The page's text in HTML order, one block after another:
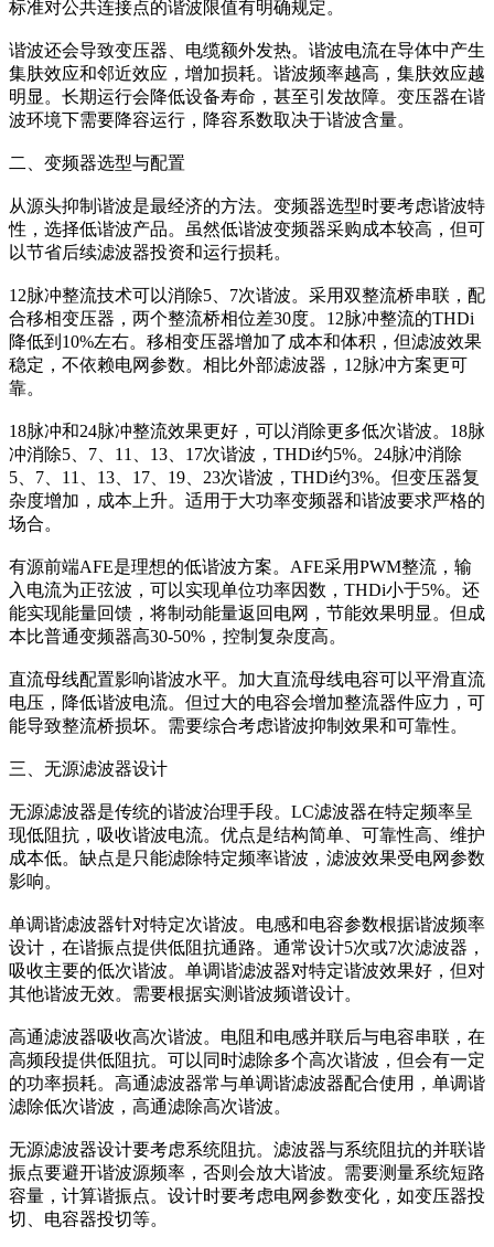
标准对公共连接点的谐波限值有明确规定。
谐波还会导致变压器、电缆额外发热。谐波电流在导体中产生
集肤效应和邻近效应，增加损耗。谐波频率越高，集肤效应越
明显。长期运行会降低设备寿命，甚至引发故障。变压器在谐
波环境下需要降容运行，降容系数取决于谐波含量。
二、变频器选型与配置
从源头抑制谐波是最经济的方法。变频器选型时要考虑谐波特
性，选择低谐波产品。虽然低谐波变频器采购成本较高，但可
以节省后续滤波器投资和运行损耗。
12脉冲整流技术可以消除5、7次谐波。采用双整流桥串联，配
合移相变压器，两个整流桥相位差30度。12脉冲整流的THDi
降低到10%左右。移相变压器增加了成本和体积，但滤波效果
稳定，不依赖电网参数。相比外部滤波器，12脉冲方案更可
靠。
18脉冲和24脉冲整流效果更好，可以消除更多低次谐波。18脉
冲消除5、7、11、13、17次谐波，THDi约5%。24脉冲消除
5、7、11、13、17、19、23次谐波，THDi约3%。但变压器复
杂度增加，成本上升。适用于大功率变频器和谐波要求严格的
场合。
有源前端AFE是理想的低谐波方案。AFE采用PWM整流，输
入电流为正弦波，可以实现单位功率因数，THDi小于5%。还
能实现能量回馈，将制动能量返回电网，节能效果明显。但成
本比普通变频器高30-50%，控制复杂度高。
直流母线配置影响谐波水平。加大直流母线电容可以平滑直流
电压，降低谐波电流。但过大的电容会增加整流器件应力，可
能导致整流桥损坏。需要综合考虑谐波抑制效果和可靠性。
三、无源滤波器设计
无源滤波器是传统的谐波治理手段。LC滤波器在特定频率呈
现低阻抗，吸收谐波电流。优点是结构简单、可靠性高、维护
成本低。缺点是只能滤除特定频率谐波，滤波效果受电网参数
影响。
单调谐滤波器针对特定次谐波。电感和电容参数根据谐波频率
设计，在谐振点提供低阻抗通路。通常设计5次或7次滤波器，
吸收主要的低次谐波。单调谐滤波器对特定谐波效果好，但对
其他谐波无效。需要根据实测谐波频谱设计。
高通滤波器吸收高次谐波。电阻和电感并联后与电容串联，在
高频段提供低阻抗。可以同时滤除多个高次谐波，但会有一定
的功率损耗。高通滤波器常与单调谐滤波器配合使用，单调谐
滤除低次谐波，高通滤除高次谐波。
无源滤波器设计要考虑系统阻抗。滤波器与系统阻抗的并联谐
振点要避开谐波源频率，否则会放大谐波。需要测量系统短路
容量，计算谐振点。设计时要考虑电网参数变化，如变压器投
切、电容器投切等。